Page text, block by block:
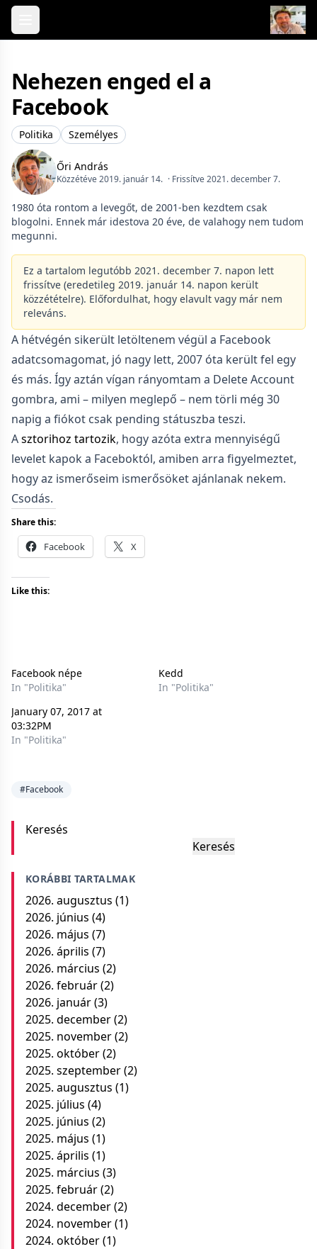
Skip to content
Nehezen enged el a
Facebook
Politika Személyes
Őri András
Közzétéve 2019. január 14. · Frissítve 2021. december 7.
1980 óta rontom a levegőt, de 2001-ben kezdtem csak
blogolni. Ennek már idestova 20 éve, de valahogy nem tudom
megunni.
Ez a tartalom legutóbb 2021. december 7. napon lett
frissítve (eredetileg 2019. január 14. napon került
közzétételre). Előfordulhat, hogy elavult vagy már nem
releváns.
A hétvégén sikerült letöltenem végül a Facebook
adatcsomagomat, jó nagy lett, 2007 óta került fel egy
és más. Így aztán vígan rányomtam a Delete Account
gombra, ami – milyen meglepő – nem törli még 30
napig a fiókot csak pending státuszba teszi.
Asztorihoz tartozik, hogy azóta extra mennyiségű
levelet kapok a Faceboktól, amiben arra figyelmeztet,
hogy az ismerőseim ismerősöket ajánlanak nekem.
Csodás.
Share this:
Facebook X
Like this:
Facebook népe
In "Politika"
Kedd
In "Politika"
January 07, 2017 at
03:32PM
In "Politika"
#Facebook
Keresés
Keresés
KORÁBBI TARTALMAK
2026. augusztus (1)
2026. június (4)
2026. május (7)
2026. április (7)
2026. március (2)
2026. február(2)
2026. január(3)
2025. december(2)
2025. november(2)
2025. október(2)
2025. szeptember(2)
2025. augusztus (1)
2025. július (4)
2025. június (2)
2025. május (1)
2025. április (1)
2025. március (3)
2025. február(2)
2024. december(2)
2024. november(1)
2024. október(1)